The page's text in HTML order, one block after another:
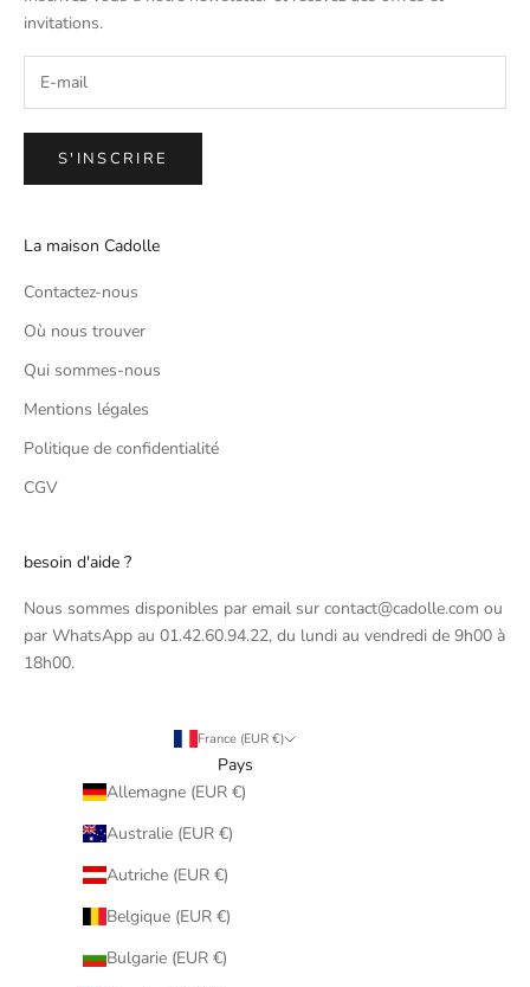
invitations.
S'INSCRIRE
La maison Cadolle
Contactez-nous
Où nous trouver
Qui sommes-nous
Mentions légales
Politique de confidentialité
CGV
besoin d'aide ?
Nous sommes disponibles par email sur contact@cadolle.com ou
par WhatsApp au 01.42.60.94.22, du lundi au vendredi de 9h00 à
18h00.
France (EUR €)
Pays
Allemagne (EUR €)
Australie (EUR €)
Autriche (EUR €)
Belgique (EUR €)
Bulgarie (EUR €)